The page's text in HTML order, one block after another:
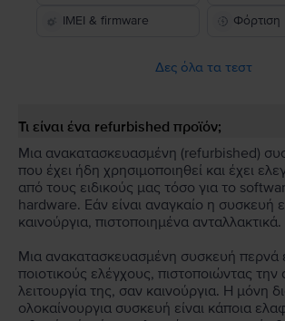
IMEI & firmware Φόρτιση
Δες όλα τα τεστ
Τι είναι ένα refurbished προϊόν;
Μια ανακατασκευασμένη (refurbished)
που έχει ήδη χρησιμοποιηθεί και έχει
από τους ειδικούς μας τόσο για το
hardware. Εάν είναι αναγκαίο η συσκευή
καινούργια, πιστοποιημένα ανταλλακτικά.
Μια ανακατασκευασμένη συσκευή περνά
ποιοτικούς ελέγχους, πιστοποιώντας την
λειτουργία της, σαν καινούργια. Η μόνη
ολοκαίνουργια συσκευή είναι κάποια